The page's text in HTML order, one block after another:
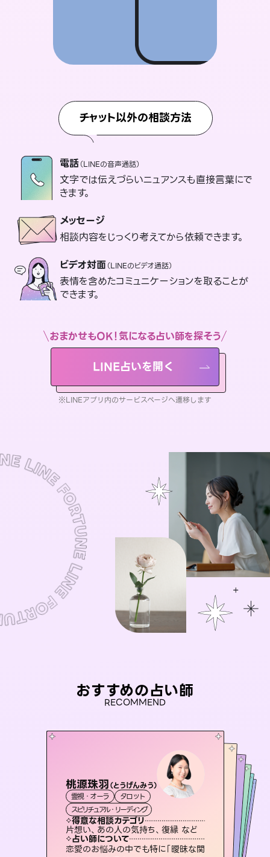
チャット以外の相談方法
電話（LINEの音声通話）
文字では伝えづらいニュアンスも直接言葉にで
きます。
メッセージ
相談内容をじっくり考えてから依頼できます。
ビデオ対面（LINEのビデオ通話）
表情を含めたコミュニケーションを取ることが
できます。
おまかせもOK！気になる占い師を探そう
LINE占いを開く
※LINEアプリ内のサービスページへ遷移します
おすすめの占い師
RECOMMEND
桃源珠羽（とうげんみう）
霊視・オーラ
タロット
スピリチュアル・リーディング
得意な相談カテゴリ
片想い、あの人の気持ち、復縁 など
占い師について
恋愛のお悩みの中でも特に「曖昧な関
おう 霊感オラクル
霊視・オーラ
オラクルカード
得意な相談カテゴリ
恋愛総合、あの人の気持ち など
占い師について
霊視×オラクルカードを使って「今」と
「未来」そして「気になるあの人の気持
ち」まで丁寧に読み解き、恋や人生のヒ
アイリス -iris-
西洋占星術 タロット
ルーン
得意な相談カテゴリ
恋愛総合、片想い、二人の未来 など
占い師について
復縁、恋愛、不倫の行方、同性愛や片
思い、仕事関係や借金問題まで知りた
いことや心の負担になっていることを
セラピスト理恵
霊視・オーラ
スピリチュアル・リーディング
得意な相談カテゴリ
片想い、二人の未来、年の差 など
占い師について
彗望（すいぼう
霊視・オーラ
スピリチュアル・リーディング
得意な相談カテゴリ
片想い、あの人の気持ち、復縁 など
占い師について
3,700年以上の歴史を持つ東洋最古の
占術「易占」で詳細まで占い、幸せへ向
かう道筋を示します。厳しい結果にも具
未来視師＊花
霊視・オーラ 心理学
スピリチュアル・リーディング
得意な相談カテゴリ
出逢い、片想い、復縁 など
占い師について